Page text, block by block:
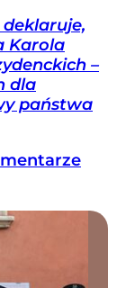
Karola
–
dla
państwa